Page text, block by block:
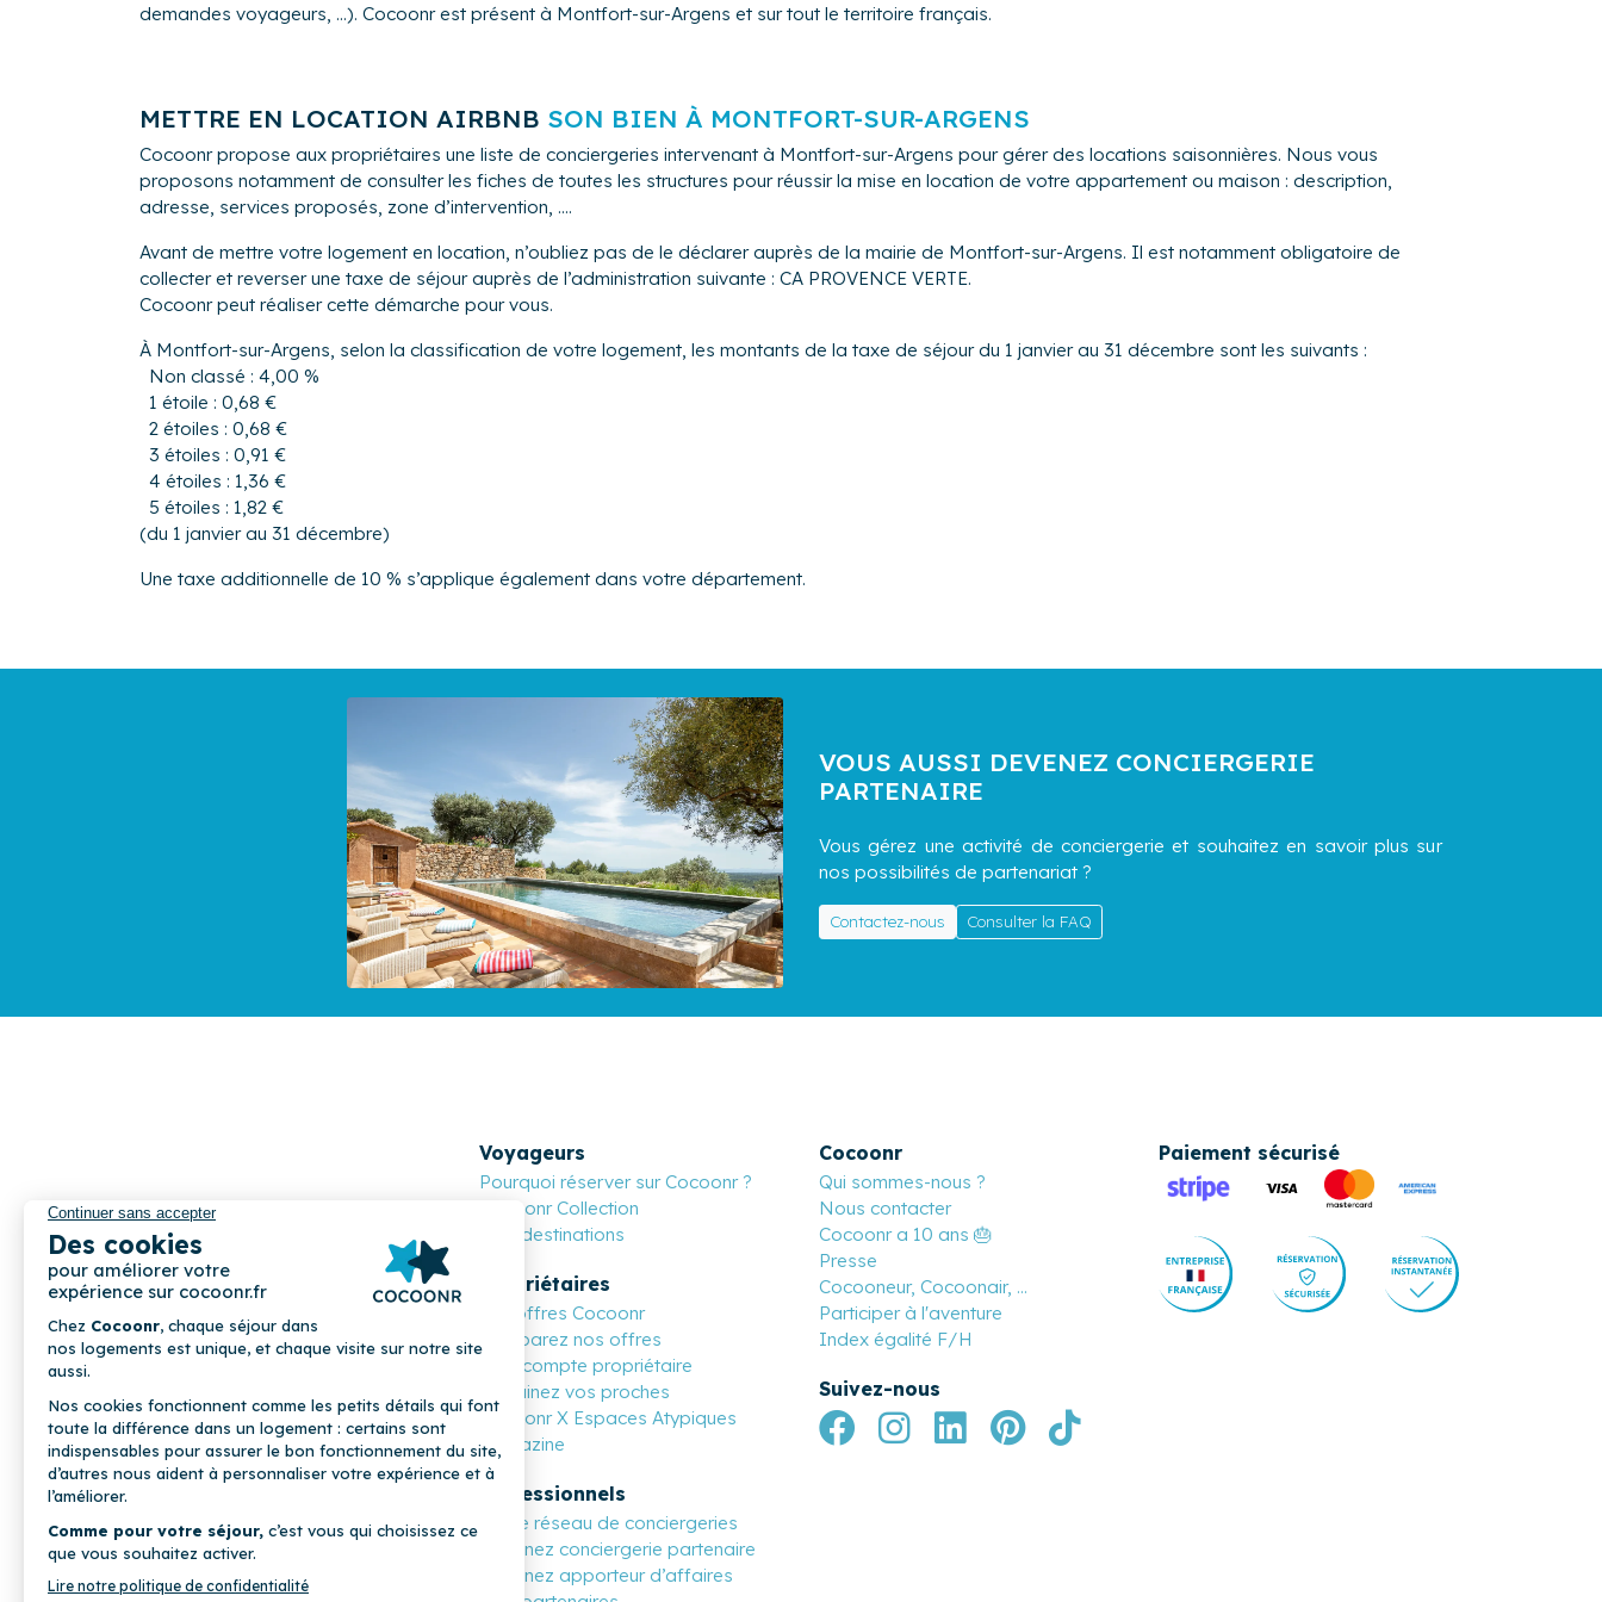
équipements ainsi que du petit bricolage si besoin.
de leur séjour.
demandes voyageurs, ...). Cocoonr est présent à Montfort-sur-Argens et sur tout le territoire français.
METTRE EN LOCATION AIRBNB SON BIEN À MONTFORT-SUR-ARGENS
Cocoonr propose aux propriétaires une liste de conciergeries intervenant à Montfort-sur-Argens pour gérer des locations saisonnières. Nous vous
proposons notamment de consulter les fiches de toutes les structures pour réussir la mise en location de votre appartement ou maison : description,
adresse, services proposés, zone d’intervention, ....
Avant de mettre votre logement en location, n’oubliez pas de le déclarer auprès de la mairie de Montfort-sur-Argens. Il est notamment obligatoire de
collecter et reverser une taxe de séjour auprès de l’administration suivante : CA PROVENCE VERTE.
Cocoonr peut réaliser cette démarche pour vous.
À Montfort-sur-Argens, selon la classification de votre logement, les montants de la taxe de séjour du 1 janvier au 31 décembre sont les suivants :
Non classé : 4,00 %
1 étoile : 0,68 €
2 étoiles : 0,68 €
3 étoiles : 0,91 €
4 étoiles : 1,36 €
5 étoiles : 1,82 €
(du 1 janvier au 31 décembre)
Une taxe additionnelle de 10 % s’applique également dans votre département.
VOUS AUSSI DEVENEZ CONCIERGERIE
PARTENAIRE
Vous gérez une activité de conciergerie et souhaitez en savoir plus sur
nos possibilités de partenariat ?
Contactez-nous Consulter la FAQ
COCOONR
Voyageurs
Pourquoi réserver sur Cocoonr ?
Cocoonr Collection
Nos destinations
Propriétaires
Les offres Cocoonr
Comparez nos offres
Mon compte propriétaire
Parrainez vos proches
Cocoonr X Espaces Atypiques
Magazine
Professionnels
Notre réseau de conciergeries
Devenez conciergerie partenaire
Devenez apporteur d’affaires
Cocoonr
Qui sommes-nous ?
Nous contacter
Cocoonr a 10 ans 🎂
Presse
Cocooneur, Cocoonair, ...
Participer à l'aventure
Index égalité F/H
Suivez-nous
Paiement sécurisé